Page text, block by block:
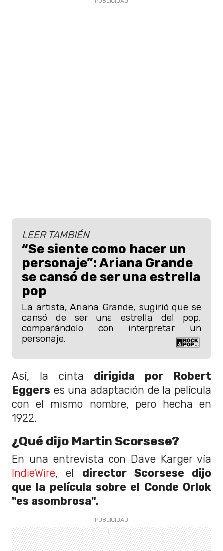
LEER TAMBIÉN
“Se siente como hacer un
personaje”: Ariana Grande
se cansó de ser una estrella
pop
La artista, Ariana Grande, sugirió que se
cansó de ser una estrella del pop,
comparándolo con interpretar un
personaje.
Así, la cinta dirigida por Robert
Eggers es una adaptación de la película
con el mismo nombre, pero hecha en
1922.
¿Qué dijo Martin Scorsese?
En una entrevista con Dave Karger vía
IndieWire, el director Scorsese dijo
que la película sobre el Conde Orlok
"es asombrosa".